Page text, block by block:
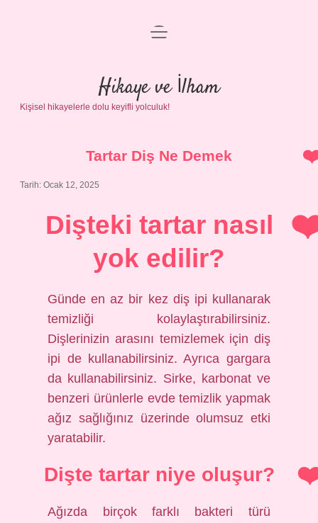
Anasayfa
Gizlilik Politikası
Yasal Uyarı
menüyü
Hikaye ve İlham
Kişisel hikayelerle dolu keyifli yolculuk!
Tartar Diş Ne Demek
Tarih: Ocak 12, 2025
Dişteki tartar nasıl
yok edilir?
Günde en az bir kez diş ipi kullanarak
temizliği kolaylaştırabilirsiniz.
Dişlerinizin arasını temizlemek için diş
ipi de kullanabilirsiniz. Ayrıca gargara
da kullanabilirsiniz. Sirke, karbonat ve
benzeri ürünlerle evde temizlik yapmak
ağız sağlığınız üzerinde olumsuz etki
yaratabilir.
Dişte tartar niye oluşur?
Ağızda birçok farklı bakteri türü